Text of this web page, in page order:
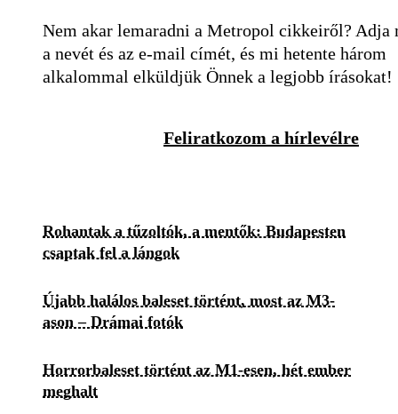
Nem akar lemaradni a Metropol cikkeiről? Adja
a nevét és az e-mail címét, és mi hetente három
alkalommal elküldjük Önnek a legjobb írásokat!
Feliratkozom a hírlevélre
Rohantak a tűzoltók, a mentők: Budapesten
csaptak fel a lángok
Újabb halálos baleset történt, most az M3-
ason – Drámai fotók
Horrorbaleset történt az M1-esen, hét ember
meghalt